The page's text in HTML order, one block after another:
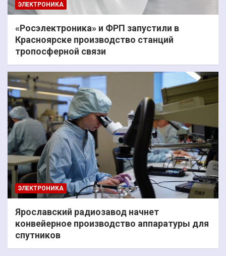
ЭЛЕКТРОНИКА
«Росэлектроника» и ФРП запустили в
Красноярске производство станций
тропосферной связи
ЭЛЕКТРОНИКА
Ярославский радиозавод начнет
конвейерное производство аппаратуры для
спутников